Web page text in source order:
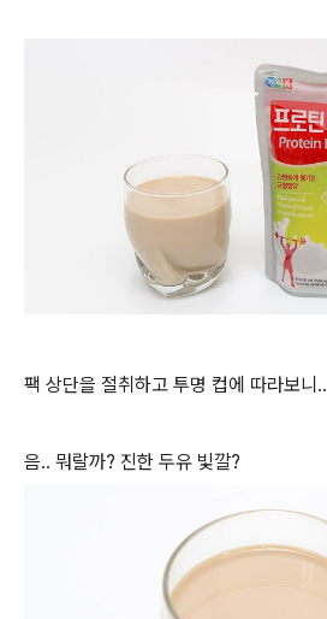
팩 상단을 절취하고 투명 컵에 따라보니..
음.. 뭐랄까? 진한 두유 빛깔?